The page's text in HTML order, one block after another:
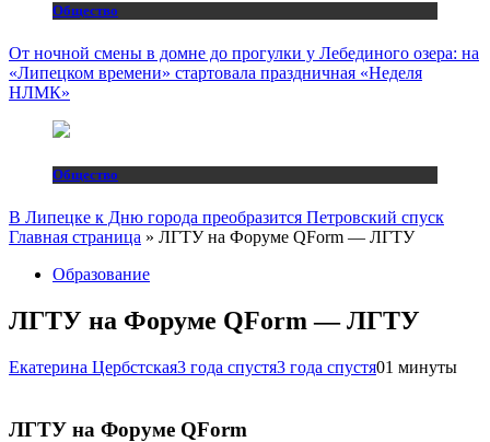
Общество
От ночной смены в домне до прогулки у Лебединого озера: на
«Липецком времени» стартовала праздничная «Неделя
НЛМК»
Общество
В Липецке к Дню города преобразится Петровский спуск
Главная страница » ЛГТУ на Форуме QForm — ЛГТУ
Образование
ЛГТУ на Форуме QForm — ЛГТУ
Екатерина Цербстская3 года спустя3 года спустя01 минуты
ЛГТУ на Форуме QForm